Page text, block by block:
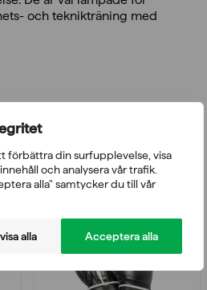
förbättra din surfupplevelse, visa
och analysera vår trafik.
alla" samtycker du till vår
alla Acceptera alla
och teknikträning med
gillar